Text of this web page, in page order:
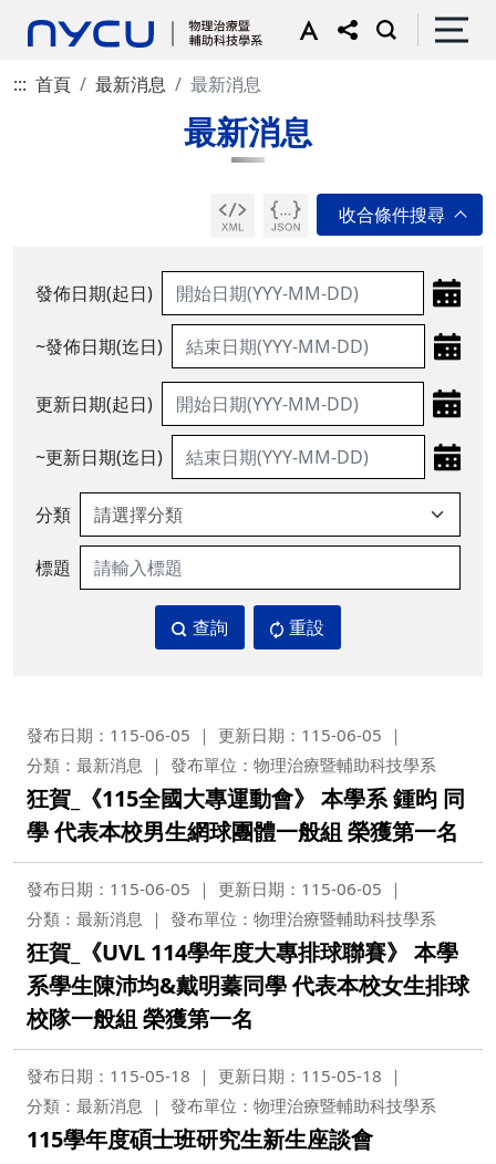
::: 首頁 最新消息 最新消息
最新消息
發佈日期(起日)
~發佈日期(迄日)
更新日期(起日)
~更新日期(迄日)
分類
標題
查詢 重設
發布日期：115-06-05
更新日期：115-06-05
分類：最新消息
發布單位：物理治療暨輔助科技學系
狂賀_《115全國大專運動會》 本學系 鍾昀 同
學 代表本校男生網球團體一般組 榮獲第一名
發布日期：115-06-05
更新日期：115-06-05
分類：最新消息
發布單位：物理治療暨輔助科技學系
狂賀_《UVL 114學年度大專排球聯賽》 本學
系學生陳沛均&戴明蓁同學 代表本校女生排球
校隊一般組 榮獲第一名
發布日期：115-05-18
更新日期：115-05-18
分類：最新消息
發布單位：物理治療暨輔助科技學系
115學年度碩士班研究生新生座談會